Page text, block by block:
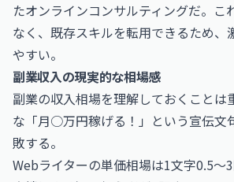
たオンラインコンサルティングだ。こ
なく、既存スキルを転用できるため、
やすい。
副業収入の現実的な相場感
副業の収入相場を理解しておくことは
な「月○万円稼げる！」という宣伝文
敗する。
Webライターの単価相場は1文字0.5〜